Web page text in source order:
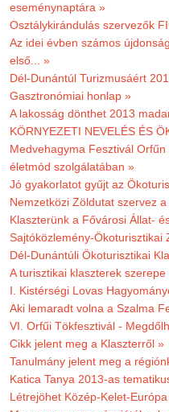
eseménynaptára »
Osztálykirándulás szervezők
Az idei évben számos
első... »
Dél-Dunántúl Turizmusáért
Gasztronómiai honlap »
A lakosság dönthet 2013
KÖRNYEZETI NEVELÉS ÉS
Medvehagyma Fesztivál
életmód szolgálatában »
Jó gyakorlatot gyűjt az
Nemzetközi Zöldutat szervez
Klaszterünk a Fővárosi Állat-
Sajtóközlemény-Ökoturisztikai
Dél-Dunántúli Ökoturisztikai
A turisztikai klaszterek
I. Kistérségi Lovas
Aki lemaradt volna a Szalma
VI. Orfűi Tökfesztivál -
Cikk jelent meg a Klaszterről »
Tanulmány jelent meg a
Katica Tanya 2013-as
Létrejöhet Közép-Kelet-